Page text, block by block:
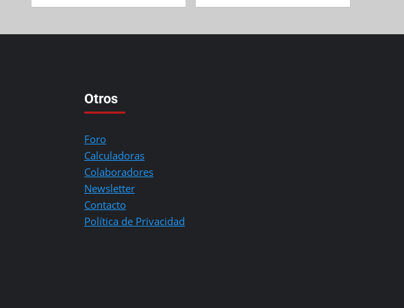
Otros
Foro
Calculadoras
Colaboradores
Newsletter
Contacto
Política de Privacidad